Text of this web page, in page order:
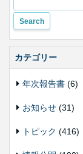
カテゴリー
年次報告書 (6)
お知らせ (31)
トピック (416)